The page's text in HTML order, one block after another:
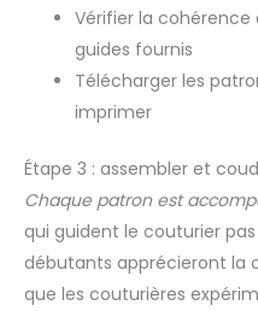
Vérifier la cohérence
guides fournis
Télécharger les
imprimer
Étape 3 : assembler et
Chaque patron est
qui guident le couturier
débutants apprécieront la
que les couturières